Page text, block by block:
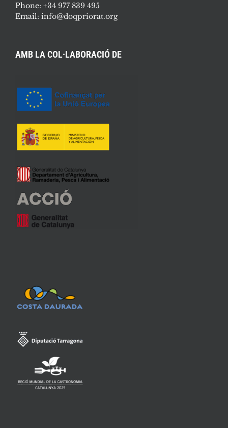
Phone: +34 977 839 495
Email: info@doqpriorat.org
AMB LA COL·LABORACIÓ DE